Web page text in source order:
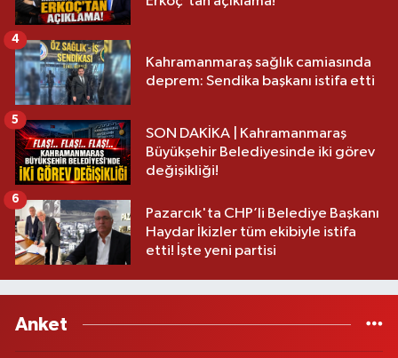
Kahramanmaraş sağlık camiasında
deprem: Sendika başkanı istifa etti
4
SON DAKİKA | Kahramanmaraş
Büyükşehir Belediyesinde iki görev
değişikliği!
5
Pazarcık'ta CHP’li Belediye Başkanı
Haydar İkizler tüm ekibiyle istifa
etti! İşte yeni partisi
6
Anket